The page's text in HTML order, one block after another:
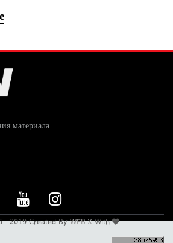
материала
- 2019 Created ByWEB-XWith